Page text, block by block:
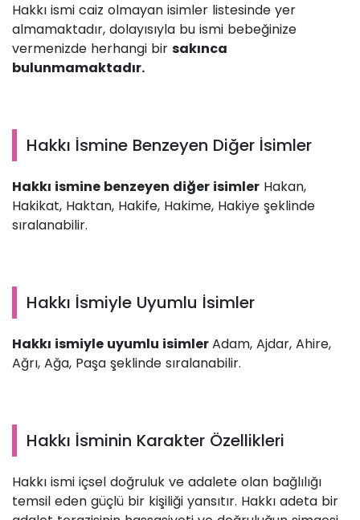
Hakkı ismi caiz olmayan isimler listesinde yer
almamaktadır, dolayısıyla bu ismi bebeğinize
vermenizde herhangi bir sakınca
bulunmamaktadır.
Hakkı İsmine Benzeyen Diğer İsimler
Hakkı ismine benzeyen diğer isimler Hakan,
Hakikat, Haktan, Hakife, Hakime, Hakiye şeklinde
sıralanabilir.
Hakkı İsmiyle Uyumlu İsimler
Hakkı ismiyle uyumlu isimlerAdam, Ajdar, Ahire,
Ağrı, Ağa, Paşa şeklinde sıralanabilir.
Hakkı İsminin Karakter Özellikleri
Hakkı ismi içsel doğruluk ve adalete olan bağlılığı
temsil eden güçlü bir kişiliği yansıtır. Hakkı adeta bir